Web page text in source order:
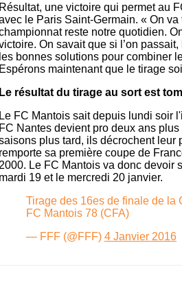
Résultat, une victoire qui permet au
le Paris Saint-Germain. « On
reste notre quotidien.
On savait que si l’on
les bonnes solutions pour combiner
Espérons maintenant que le tirage
Le résultat du tirage au sort est
Le FC Mantois sait depuis lundi soir
FC Nantes devient pro deux ans
plus tard, ils décrochent leur
remporte sa première coupe de
2000. Le FC Mantois va donc devoir
mardi 19 et le mercredi 20 janvier.
Tirage des 16es de finale de la
FC Mantois 78 (CFA)
— FFF (@FFF) 4 Janvier 2016